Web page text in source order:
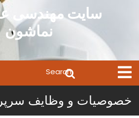
سایت مهندسی
نماشون
Open
Menu
for:
خصوصیات و وظایف